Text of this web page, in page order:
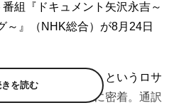
組『ドキュメント矢沢永吉～
～』（NHK総合）が8月24日
後かもしれない」というロサ
レコーディングに密着。通訳
を読む